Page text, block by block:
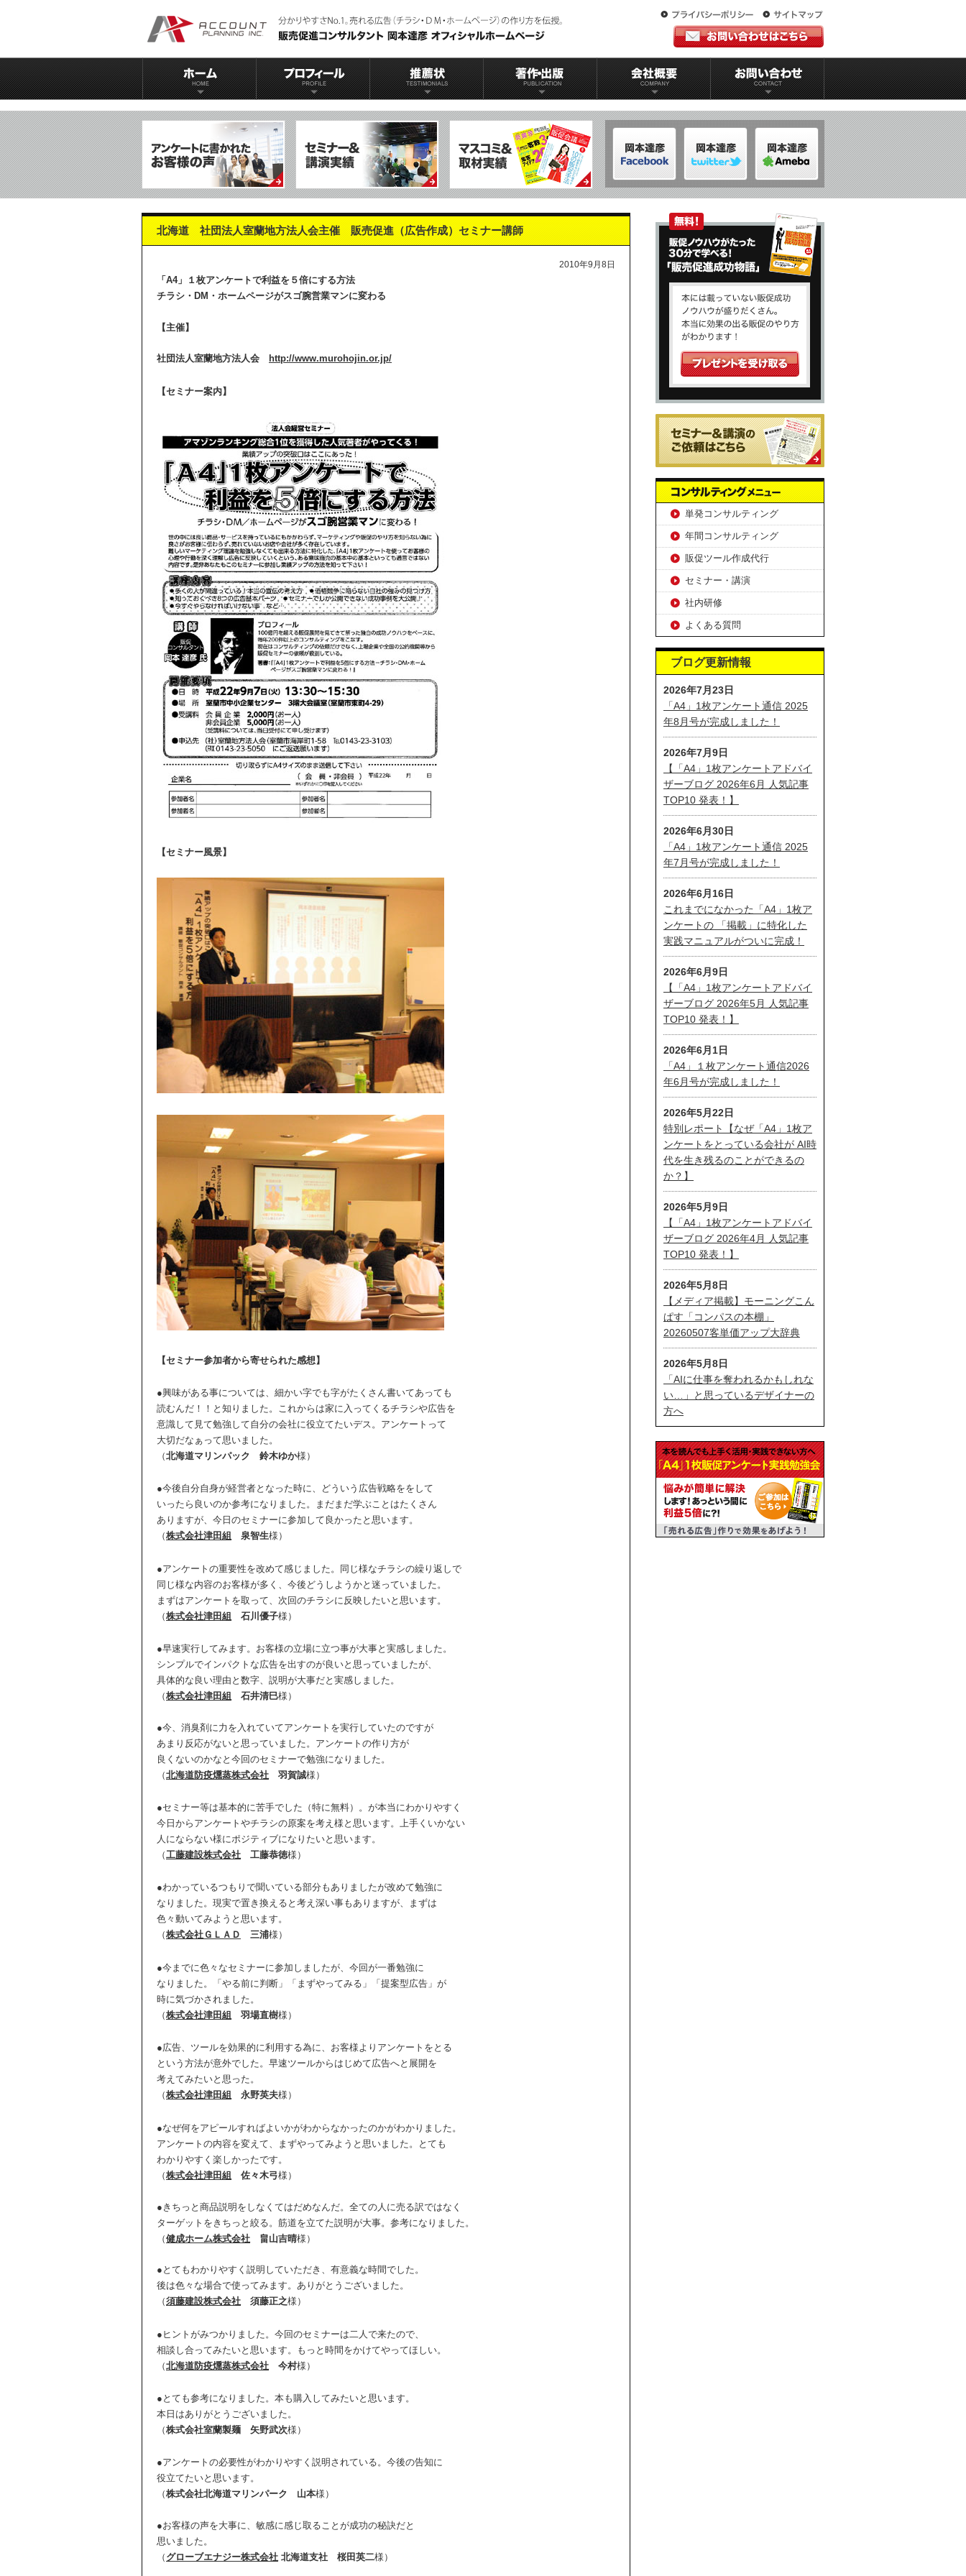
北海道 社団法人室蘭地方法人会主催 販売促進（広告作成）セミナー講師
2010年9月8日
「A4」１枚アンケートで利益を５倍にする方法
チラシ・DM・ホームページがスゴ腕営業マンに変わる
【主催】
社団法人室蘭地方法人会 http://www.murohojin.or.jp/
【セミナー案内】
【セミナー風景】
【セミナー参加者から寄せられた感想】
●興味がある事については、細かい字でも字がたくさん書いてあっても
読むんだ！！と知りました。これからは家に入ってくるチラシや広告を
意識して見て勉強して自分の会社に役立てたいデス。アンケートって
大切だなぁって思いました。
（北海道マリンパック 鈴木ゆか様）
●今後自分自身が経営者となった時に、どういう広告戦略ををして
いったら良いのか参考になりました。まだまだ学ぶことはたくさん
ありますが、今日のセミナーに参加して良かったと思います。
（株式会社津田組 泉智生様）
●アンケートの重要性を改めて感じました。同じ様なチラシの繰り返しで
同じ様な内容のお客様が多く、今後どうしようかと迷っていました。
まずはアンケートを取って、次回のチラシに反映したいと思います。
（株式会社津田組 石川優子様）
●早速実行してみます。お客様の立場に立つ事が大事と実感しました。
シンプルでインパクトな広告を出すのが良いと思っていましたが、
具体的な良い理由と数字、説明が大事だと実感しました。
（株式会社津田組 石井清巳様）
●今、消臭剤に力を入れていてアンケートを実行していたのですが
あまり反応がないと思っていました。アンケートの作り方が
良くないのかなと今回のセミナーで勉強になりました。
（北海道防疫燻蒸株式会社 羽賀誠様）
●セミナー等は基本的に苦手でした（特に無料）。が本当にわかりやすく
今日からアンケートやチラシの原案を考え様と思います。上手くいかない
人にならない様にポジティブになりたいと思います。
（工藤建設株式会社 工藤恭徳様）
●わかっているつもりで聞いている部分もありましたが改めて勉強に
なりました。現実で置き換えると考え深い事もありますが、まずは
色々動いてみようと思います。
（株式会社ＧＬＡＤ 三浦様）
●今までに色々なセミナーに参加しましたが、今回が一番勉強に
なりました。「やる前に判断」「まずやってみる」「提案型広告」が
時に気づかされました。
（株式会社津田組 羽場直樹様）
●広告、ツールを効果的に利用する為に、お客様よりアンケートをとる
という方法が意外でした。早速ツールからはじめて広告へと展開を
考えてみたいと思った。
（株式会社津田組 永野英夫様）
●なぜ何をアピールすればよいかがわからなかったのかがわかりました。
アンケートの内容を変えて、まずやってみようと思いました。とても
わかりやすく楽しかったです。
（株式会社津田組 佐々木弓様）
●きちっと商品説明をしなくてはだめなんだ。全ての人に売る訳ではなく
ターゲットをきちっと絞る。筋道を立てた説明が大事。参考になりました。
（健成ホーム株式会社 畠山吉晴様）
●とてもわかりやすく説明していただき、有意義な時間でした。
後は色々な場合で使ってみます。ありがとうございました。
（須藤建設株式会社 須藤正之様）
●ヒントがみつかりました。今回のセミナーは二人で来たので、
相談し合ってみたいと思います。もっと時間をかけてやってほしい。
（北海道防疫燻蒸株式会社 今村様）
●とても参考になりました。本も購入してみたいと思います。
本日はありがとうございました。
（株式会社室蘭製麺 矢野武次様）
●アンケートの必要性がわかりやすく説明されている。今後の告知に
役立てたいと思います。
（株式会社北海道マリンパーク 山本様）
●お客様の声を大事に、敏感に感じ取ることが成功の秘訣だと
思いました。
（ グローブエナジー株式会社 北海道支社 桜田英二様）
単発コンサルティング
年間コンサルティング
販促ツール作成代行
セミナー・講演
社内研修
よくある質問
ブログ更新情報
2026年7月23日
「A4」1枚アンケート通信 2025
年8月号が完成しました！
2026年7月9日
【「A4」1枚アンケートアドバイ
ザーブログ 2026年6月 人気記事
TOP10 発表！】
2026年6月30日
「A4」1枚アンケート通信 2025
年7月号が完成しました！
2026年6月16日
これまでになかった「A4」1枚ア
ンケートの 「掲載」に特化した
実践マニュアルがついに完成！
2026年6月9日
【「A4」1枚アンケートアドバイ
ザーブログ 2026年5月 人気記事
TOP10 発表！】
2026年6月1日
「A4」１枚アンケート通信2026
年6月号が完成しました！
2026年5月22日
特別レポート【なぜ「A4」1枚ア
ンケートをとっている会社が AI時
代を生き残るのことができるの
か？】
2026年5月9日
【「A4」1枚アンケートアドバイ
ザーブログ 2026年4月 人気記事
TOP10 発表！】
2026年5月8日
【メディア掲載】モーニングこん
ぱす「コンパスの本棚」
20260507客単価アップ大辞典
2026年5月8日
「AIに仕事を奪われるかもしれな
い…」と思っているデザイナーの
方へ